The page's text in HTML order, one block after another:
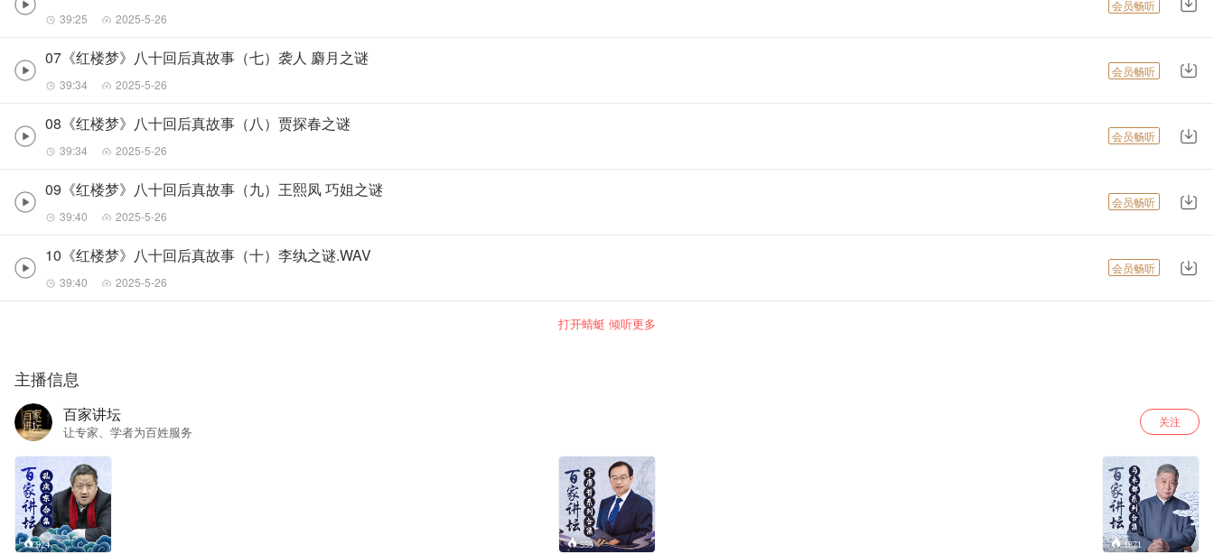
39:25 2025-5-26
会员畅听
07《红楼梦》八十回后真故事（七）袭人 麝月之谜
39:34 2025-5-26
会员畅听
08《红楼梦》八十回后真故事（八）贾探春之谜
39:34 2025-5-26
会员畅听
09《红楼梦》八十回后真故事（九）王熙凤 巧姐之谜
39:40 2025-5-26
会员畅听
10《红楼梦》八十回后真故事（十）李纨之谜.WAV
39:40 2025-5-26
会员畅听
打开蜻蜓 倾听更多
主播信息
百家讲坛
让专家、学者为百姓服务
关注
924 559 1871